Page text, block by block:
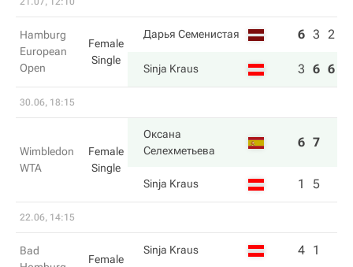
Hamburg
European
Open
Female
Single
Дарья Семенистая 6 3 2
Sinja Kraus 3 6 6
30.06, 18:15
Wimbledon
WTA
Female
Single
Оксана
Селехметьева
6 7
Sinja Kraus 1 5
22.06, 14:15
Bad
Female
Sinja Kraus 4 1